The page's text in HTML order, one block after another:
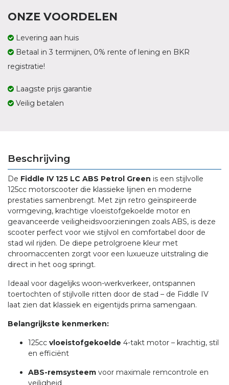
ONZE VOORDELEN
Levering aan huis
Betaal in 3 termijnen, 0% rente of lening en BKR
registratie!
Laagste prijs garantie
Veilig betalen
Beschrijving
De Fiddle IV 125 LC ABS Petrol Green is een stijlvolle
125cc motorscooter die klassieke lijnen en moderne
prestaties samenbrengt. Met zijn retro geïnspireerde
vormgeving, krachtige vloeistofgekoelde motor en
geavanceerde veiligheidsvoorzieningen zoals ABS, is deze
scooter perfect voor wie stijlvol en comfortabel door de
stad wil rijden. De diepe petrolgroene kleur met
chroomaccenten zorgt voor een luxueuze uitstraling die
direct in het oog springt.
Ideaal voor dagelijks woon-werkverkeer, ontspannen
toertochten of stijlvolle ritten door de stad – de Fiddle IV
laat zien dat klassiek en eigentijds prima samengaan.
Belangrijkste kenmerken:
125cc vloeistofgekoelde 4-takt motor – krachtig, stil
en efficiënt
ABS-remsysteem voor maximale remcontrole en
veiligheid